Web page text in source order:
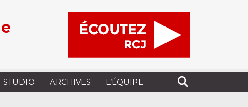
STUDIO ARCHIVES L’ÉQUIPE